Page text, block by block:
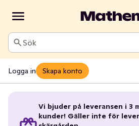
Sök
Logga in Skapa konto
Vi bjuder på leveransen i 3
kunder! Gäller inte för